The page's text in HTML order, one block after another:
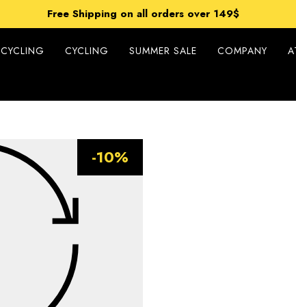
Free Shipping on all orders over 149$
Prices include duties – no extra costs upon delivery
CYCLING SUMMER SALE COMPANY
-10%